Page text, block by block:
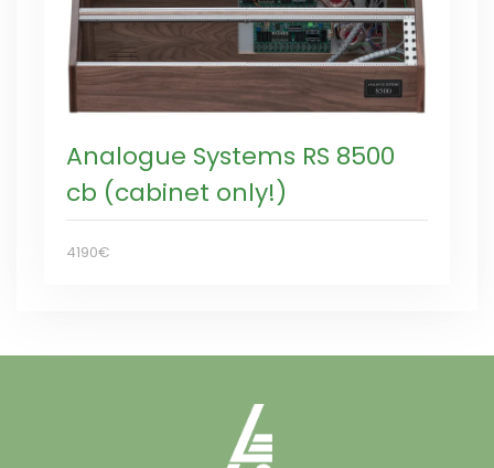
Analogue Systems RS 8500
cb (cabinet only!)
4190€